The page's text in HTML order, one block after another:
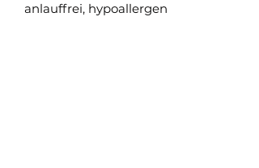
anlauffrei, hypoallergen